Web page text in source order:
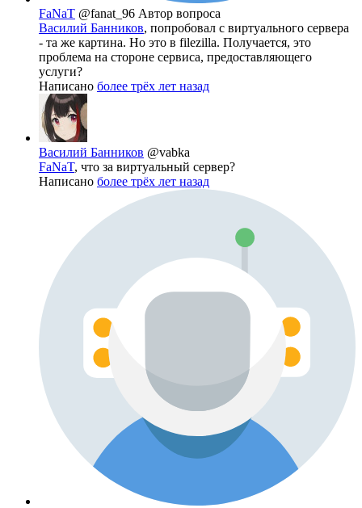
FaNaT @fanat_96 Автор вопроса
Василий Банников, попробовал с виртуального сервера
- та же картина. Но это в filezilla. Получается, это
проблема на стороне сервиса, предоставляющего
услуги?
Написано более трёх лет назад
Василий Банников @vabka
FaNaT, что за виртуальный сервер?
Написано более трёх лет назад